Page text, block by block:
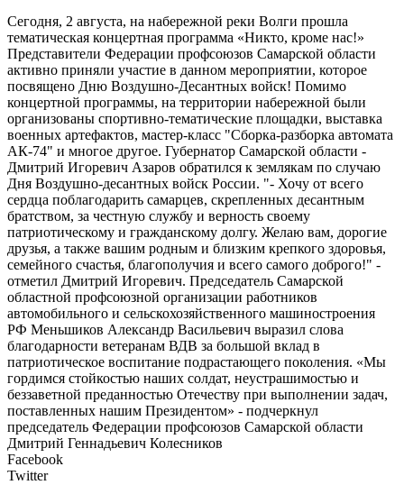
Сегодня, 2 августа, на набережной реки Волги прошла
тематическая концертная программа «Никто, кроме нас!»
Представители Федерации профсоюзов Самарской области
активно приняли участие в данном мероприятии, которое
посвящено Дню Воздушно-Десантных войск! Помимо
концертной программы, на территории набережной были
организованы спортивно-тематические площадки, выставка
военных артефактов, мастер-класс "Сборка-разборка автомата
АК-74" и многое другое. Губернатор Самарской области -
Дмитрий Игоревич Азаров обратился к землякам по случаю
Дня Воздушно-десантных войск России. "- Хочу от всего
сердца поблагодарить самарцев, скрепленных десантным
братством, за честную службу и верность своему
патриотическому и гражданскому долгу. Желаю вам, дорогие
друзья, а также вашим родным и близким крепкого здоровья,
семейного счастья, благополучия и всего самого доброго!" -
отметил Дмитрий Игоревич. Председатель Самарской
областной профсоюзной организации работников
автомобильного и сельскохозяйственного машиностроения
РФ Меньшиков Александр Васильевич выразил слова
благодарности ветеранам ВДВ за большой вклад в
патриотическое воспитание подрастающего поколения. «Мы
гордимся стойкостью наших солдат, неустрашимостью и
беззаветной преданностью Отечеству при выполнении задач,
поставленных нашим Президентом» - подчеркнул
председатель Федерации профсоюзов Самарской области
Дмитрий Геннадьевич Колесников
Facebook
Twitter